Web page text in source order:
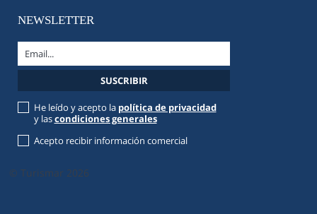
NEWSLETTER
He leído y acepto la política de privacidad
y lascondiciones generales
Acepto recibir información comercial
© Turismar 2026